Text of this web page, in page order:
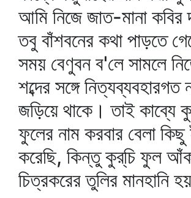
আমি নিজে জাত-মানা কবির
তবু বাঁশবনের কথা পাড়তে
সময় বেণুবন ব'লে সামলে
শব্দের সঙ্গে নিত্যব্যবহারগত
জড়িয়ে থাকে। তাই কাব্যে
ফুলের নাম করবার বেলা
করেছি, কিন্তু কুর্‌চি ফুল
চিত্রকরের তুলির মানহানি